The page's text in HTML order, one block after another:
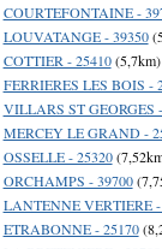
COURTEFONTAINE -
LOUVATANGE - 39350
COTTIER - 25410(5,7km)
FERRIERES LES BOIS -
VILLARS ST GEORGES
MERCEY LE GRAND -
OSSELLE - 25320
ORCHAMPS - 39700
LANTENNE VERTIERE -
ETRABONNE - 25170